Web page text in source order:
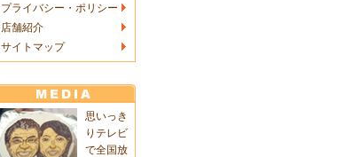
プライバシー・ポリシー
店舗紹介
サイトマップ
思いっき
りテレビ
で全国放